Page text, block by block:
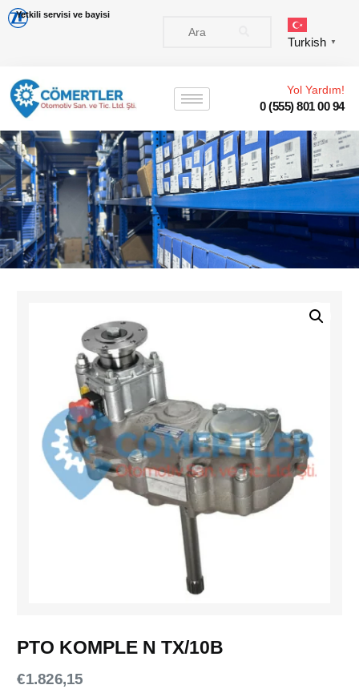
Yetkili servisi ve bayisi
Turkish ▼
Yol Yardım!
0 (555) 801 00 94
PTO KOMPLE N TX/10B
€1.826,15